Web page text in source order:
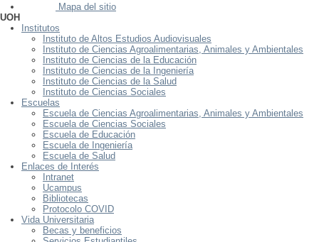
Mapa del sitio
UOH
Institutos
Instituto de Altos Estudios Audiovisuales
Instituto de Ciencias Agroalimentarias, Animales y Ambientales
Instituto de Ciencias de la Educación
Instituto de Ciencias de la Ingeniería
Instituto de Ciencias de la Salud
Instituto de Ciencias Sociales
Escuelas
Escuela de Ciencias Agroalimentarias, Animales y Ambientales
Escuela de Ciencias Sociales
Escuela de Educación
Escuela de Ingeniería
Escuela de Salud
Enlaces de Interés
Intranet
Ucampus
Bibliotecas
Protocolo COVID
Vida Universitaria
Becas y beneficios